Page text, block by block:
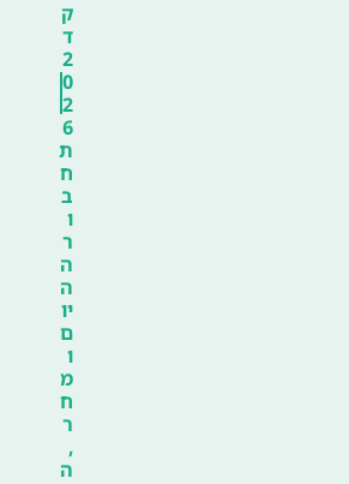
ק
ד
2
0
2
6
ת
ח
ב
ו
ר
ה
ה
יו
ם
ו
מ
ח
ר
,
ה